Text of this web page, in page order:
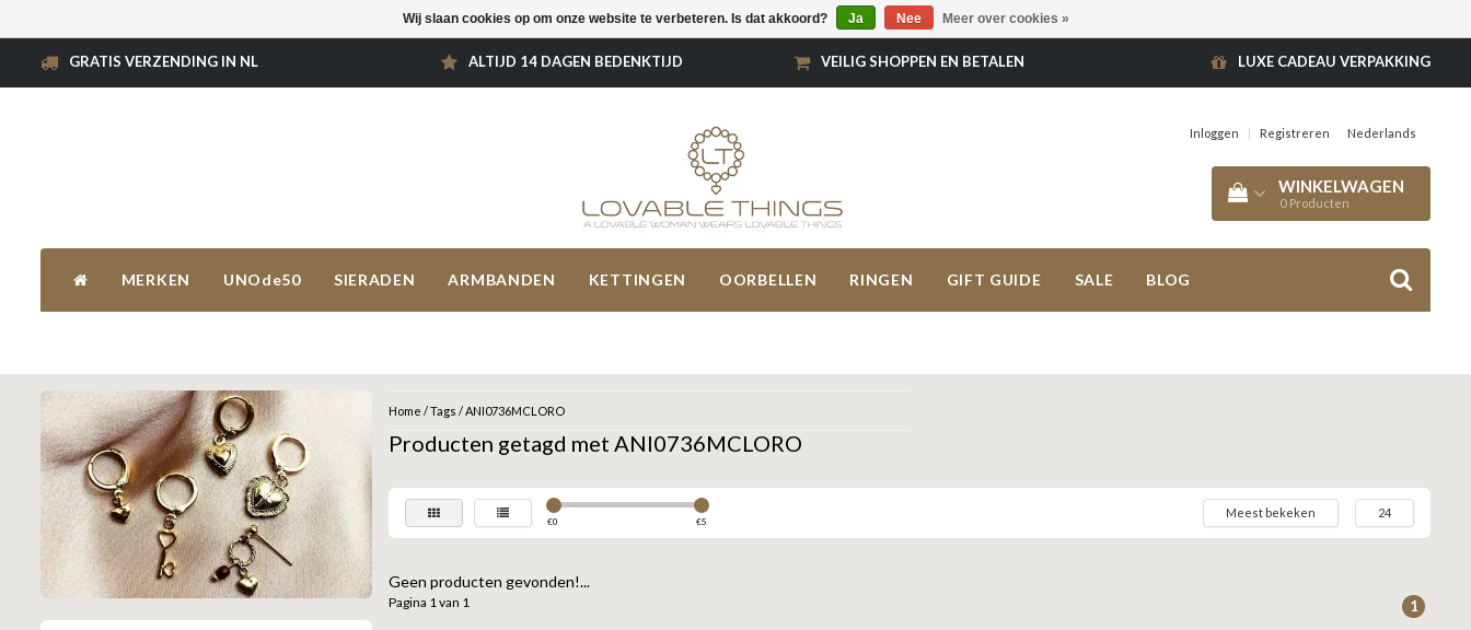
GRATIS VERZENDING IN NL ALTIJD 14 DAGEN BEDENKTIJD VEILIG SHOPPEN EN BETALEN LUXE CADEAU VERPAKKING
Inloggen | Registreren Nederlands
WINKELWAGEN
0 Producten
MERKEN UNOde50 SIERADEN ARMBANDEN KETTINGEN OORBELLEN RINGEN GIFT GUIDE SALE BLOG
Home /Tags /ANI0736MCLORO
Producten getagd met ANI0736MCLORO
€0 €5
Meest bekeken 24
Geen producten gevonden!...
Pagina 1 van 1 1
Wij slaan cookies op om onze website te verbeteren. Is dat akkoord? Ja Nee Meer over cookies »